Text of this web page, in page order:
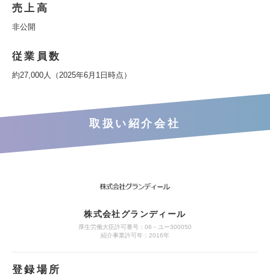
売上高
非公開
従業員数
約27,000人（2025年6月1日時点）
取扱い紹介会社
株式会社グランディール
厚生労働大臣許可番号：06－ユー300050
紹介事業許可年：2016年
登録場所